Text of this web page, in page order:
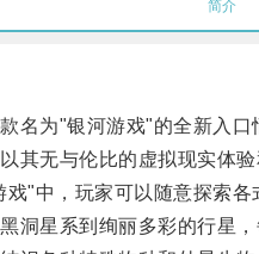
简介
为"银河游戏"的全新入口
无与伦比的虚拟现实体验
中，玩家可以随意探索各
星系到绚丽多彩的行星，